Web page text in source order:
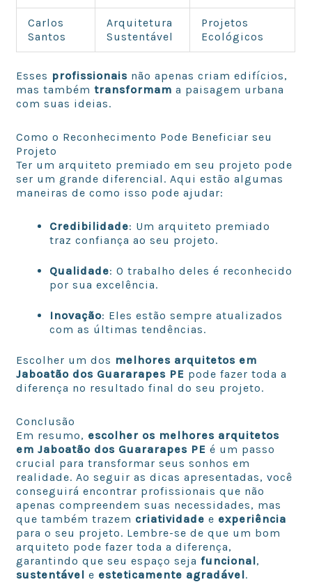
Carlos
Santos
Arquitetura
Sustentável
Projetos
Ecológicos
Esses profissionais não apenas criam edifícios,
mas tambémtransformam a paisagem urbana
com suas ideias.
Como o Reconhecimento Pode Beneficiar seu
Projeto
Ter um arquiteto premiado em seu projeto pode
ser um grande diferencial. Aqui estão algumas
maneiras de como isso pode ajudar:
Credibilidade: Um arquiteto premiado
traz confiança ao seu projeto.
Qualidade: O trabalho deles é reconhecido
por sua excelência.
Inovação: Eles estão sempre atualizados
com as últimas tendências.
Escolher um dos melhores arquitetos em
Jaboatão dos Guararapes PE pode fazer toda a
diferença no resultado final do seu projeto.
Conclusão
Em resumo, escolher os melhores arquitetos
em Jaboatão dos Guararapes PE é um passo
crucial para transformar seus sonhos em
realidade. Ao seguir as dicas apresentadas, você
conseguirá encontrar profissionais que não
apenas compreendem suas necessidades, mas
que também trazem criatividade e experiência
para o seu projeto. Lembre-se de que um bom
arquiteto pode fazer toda a diferença,
garantindo que seu espaço sejafuncional,
sustentável e esteticamente agradável.